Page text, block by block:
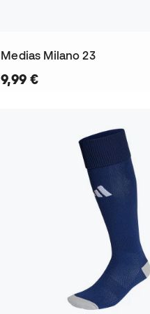
Medias Milano 23
9,99 €